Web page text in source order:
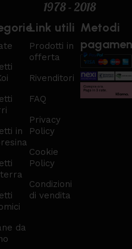
in
da
Link utili
Prodotti in
offerta
Rivenditori
FAQ
Privacy
Policy
Cookie
Policy
Condizioni
di vendita
Metodi